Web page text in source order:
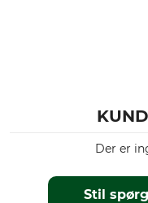
Stil
Der er